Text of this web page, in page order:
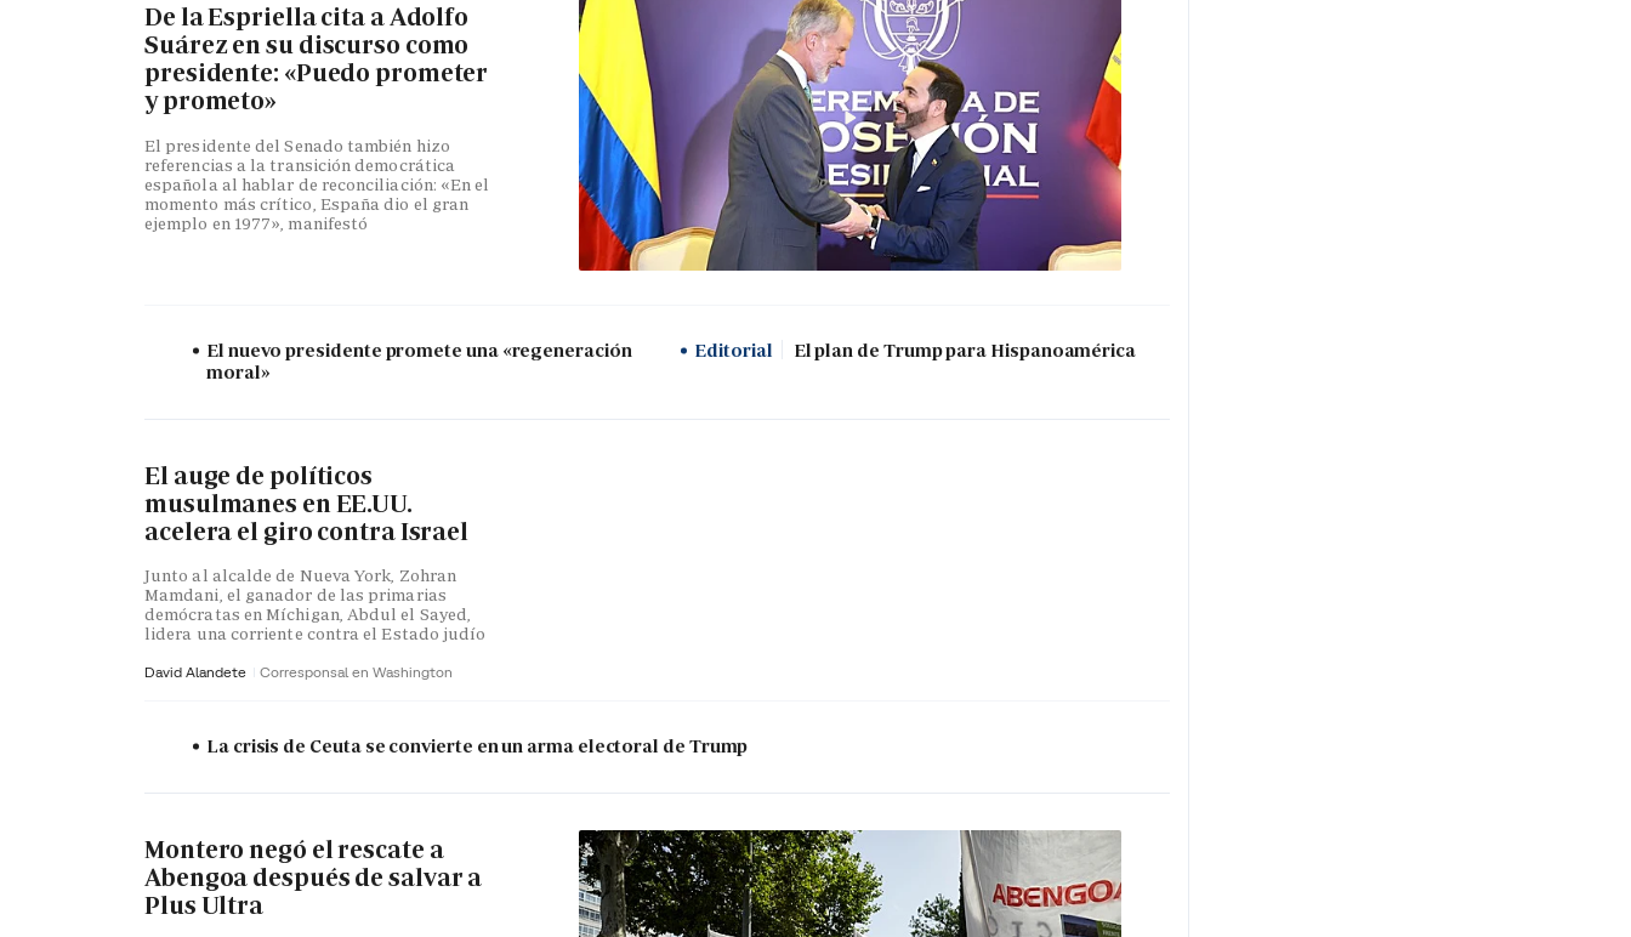
De la Espriella cita a Adolfo
Suárez en su discurso como
presidente: «Puedo prometer
y prometo»
El presidente del Senado también hizo
referencias a la transición democrática
española al hablar de reconciliación: «En el
momento más crítico, España dio el gran
ejemplo en 1977», manifestó
El nuevo presidente promete una «regeneración
moral»
Editorial El plan de Trump para Hispanoamérica
El auge de políticos
musulmanes en EE.UU.
acelera el giro contra Israel
Junto al alcalde de Nueva York, Zohran
Mamdani, el ganador de las primarias
demócratas en Míchigan, Abdul el Sayed,
lidera una corriente contra el Estado judío
David Alandete Corresponsal en Washington
La crisis de Ceuta se convierte en un arma electoral de Trump
Montero negó el rescate a
Abengoa después de salvar a
Plus Ultra